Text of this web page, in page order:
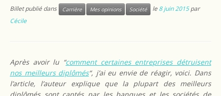
Billet publié dans Carrière Mes opinions Société le 8 juin 2015 par
Cécile
Après avoir lu “comment certaines entreprises détruisent
nos meilleurs diplômés“, j’ai eu envie de réagir, voici. Dans
l’article, l’auteur explique que la plupart des meilleurs